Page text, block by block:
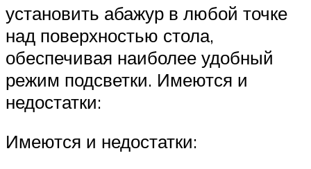
установить абажур в любой точке
над поверхностью стола,
обеспечивая наиболее удобный
режим подсветки. Имеются и
недостатки:
Имеются и недостатки: